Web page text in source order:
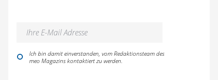
Ich bin damit einverstanden, vom Redaktionsteam des
meo Magazins kontaktiert zu werden.